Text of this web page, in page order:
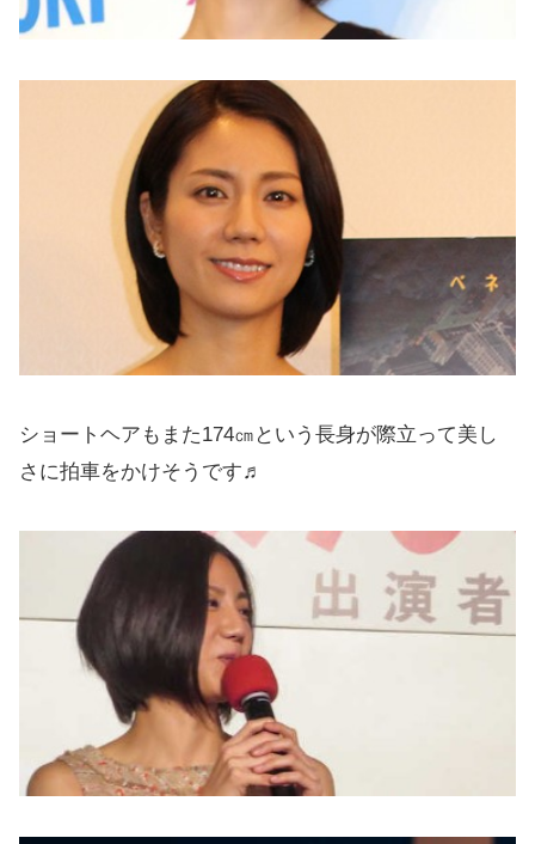
ショートヘアもまた174㎝という長身が際立って美し
さに拍車をかけそうです♬